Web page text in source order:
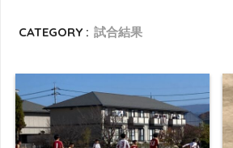
CATEGORY : 試合結果